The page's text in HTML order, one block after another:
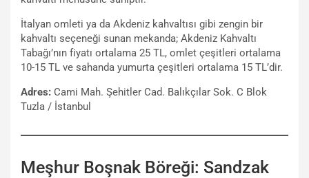
İtalyan omleti ya da Akdeniz kahvaltısı gibi zengin bir
kahvaltı seçeneği sunan mekanda; Akdeniz Kahvaltı
Tabağı’nın fiyatı ortalama 25 TL, omlet çeşitleri ortalama
10-15 TL ve sahanda yumurta çeşitleri ortalama 15 TL’dir.
Adres: Cami Mah. Şehitler Cad. Balıkçılar Sok. C Blok
Tuzla / İstanbul
Meşhur Boşnak Böreği: Sandzak